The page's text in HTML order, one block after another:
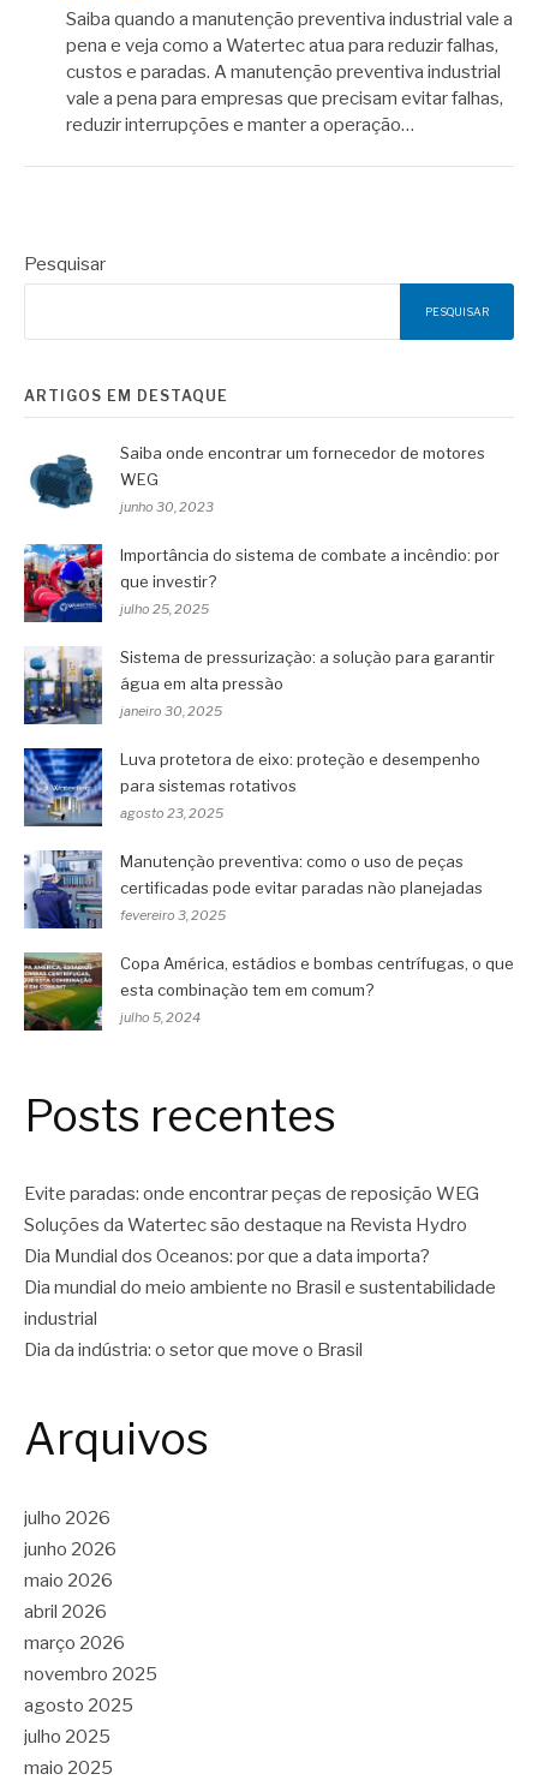
Saiba quando a manutenção preventiva industrial vale a
pena e veja como a Watertec atua para reduzir falhas,
custos e paradas. A manutenção preventiva industrial
vale a pena para empresas que precisam evitar falhas,
reduzir interrupções e manter a operação…
Pesquisar
PESQUISAR
ARTIGOS EM DESTAQUE
Saiba onde encontrar um fornecedor de motores
WEG
junho 30, 2023
Importância do sistema de combate a incêndio: por
que investir?
julho 25, 2025
Sistema de pressurização: a solução para garantir
água em alta pressão
janeiro 30, 2025
Luva protetora de eixo: proteção e desempenho
para sistemas rotativos
agosto 23, 2025
Manutenção preventiva: como o uso de peças
certificadas pode evitar paradas não planejadas
fevereiro 3, 2025
Copa América, estádios e bombas centrífugas, o que
esta combinação tem em comum?
julho 5, 2024
Posts recentes
Evite paradas: onde encontrar peças de reposição WEG
Soluções da Watertec são destaque na Revista Hydro
Dia Mundial dos Oceanos: por que a data importa?
Dia mundial do meio ambiente no Brasil e sustentabilidade
industrial
Dia da indústria: o setor que move o Brasil
Arquivos
julho 2026
junho 2026
maio 2026
abril 2026
março 2026
novembro 2025
agosto 2025
julho 2025
maio 2025